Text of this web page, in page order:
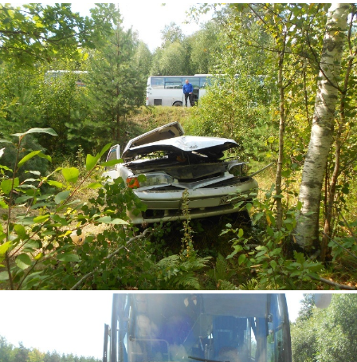
2.jpg